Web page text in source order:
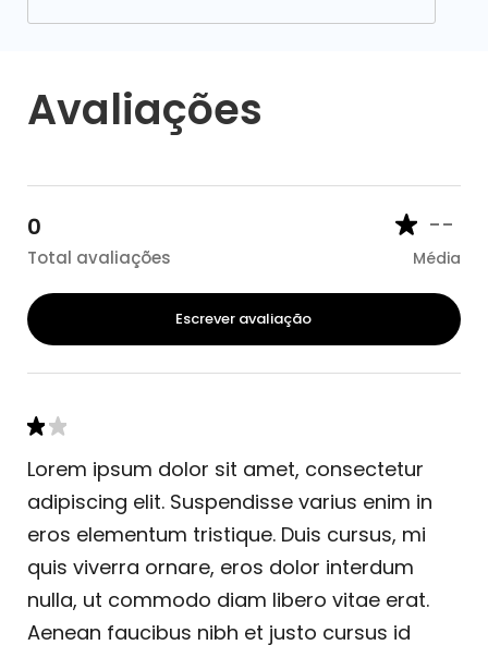
Avaliações
0
Total avaliações
--
Média
Escrever avaliação
Lorem ipsum dolor sit amet, consectetur
adipiscing elit. Suspendisse varius enim in
eros elementum tristique. Duis cursus, mi
quis viverra ornare, eros dolor interdum
nulla, ut commodo diam libero vitae erat.
Aenean faucibus nibh et justo cursus id